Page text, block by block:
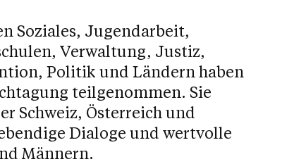
Soziales, Jugendarbeit,
Verwaltung, Justiz,
Politik und Ländern haben
teilgenommen. Sie
Schweiz, Österreich und
Dialoge und wertvolle
Männern.